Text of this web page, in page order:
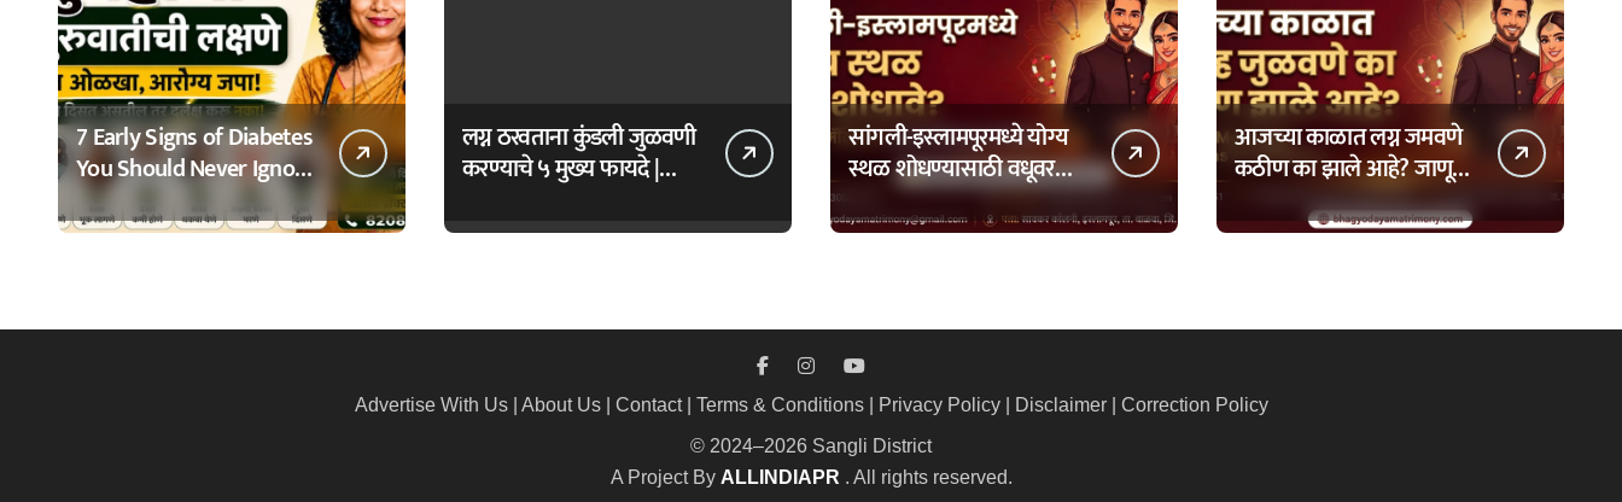
7 Early Signs of Diabetes
You Should Never Ignore
– मधुमेहाची ७ सुरुवातीची
लक्षणे – वेळेत ओळखा,
लग्न ठरवताना कुंडली जुळवणी
करण्याचे ५ मुख्य फायदे |
सांगली-इस्लामपूरमध्ये योग्य
स्थळ शोधण्यासाठी वधूवर
सूचक केंद्राची मदत कशी
घ्यावी?
आजच्या काळात लग्न जमवणे
कठीण का झाले आहे? जाणून
घ्या ७ मुख्य कारणे!
Advertise With Us| About Us| Contact| Terms & Conditions| Privacy Policy| Disclaimer| Correction Policy
© 2024–2026 Sangli District
A Project By ALLINDIAPR . All rights reserved.